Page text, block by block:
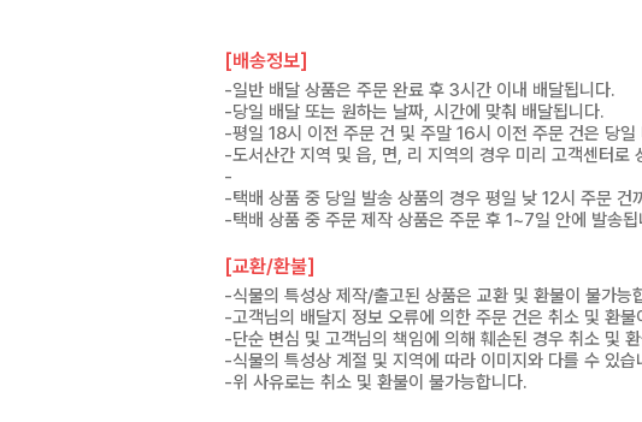
[배송정보]
-일반 배달 상품은 주문 완료 후 3시간 이내 배달됩니다.
-당일 배달 또는 원하는 날짜, 시간에 맞춰 배달됩니다.
-평일 18시 이전 주문 건 및 주말 16시 이전 주문 건은 당일
-도서산간 지역 및 읍, 면, 리 지역의 경우 미리 고객센터로
-
-택배 상품 중 당일 발송 상품의 경우 평일 낮 12시 주문 건
-택배 상품 중 주문 제작 상품은 주문 후 1~7일 안에 발송
[교환/환불]
-식물의 특성상 제작/출고된 상품은 교환 및 환불이 불가능
-고객님의 배달지 정보 오류에 의한 주문 건은 취소 및 환불
-단순 변심 및 고객님의 책임에 의해 훼손된 경우 취소 및
-식물의 특성상 계절 및 지역에 따라 이미지와 다를 수 있습
-위 사유로는 취소 및 환불이 불가능합니다.